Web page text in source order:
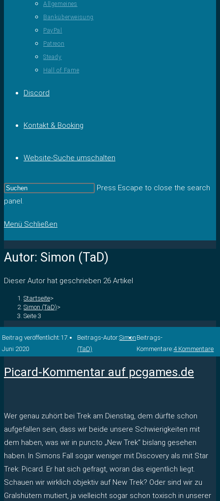
Allgemeines
Banküberweisung
PayPal
Patreon
Steady
Hall of Fame
Discord
Kontakt & Booking
Website-Suche umschalten
Press Escape to close the search
panel.
Menü Schließen
Autor: Simon (TaD)
Dieser Autor hat geschrieben 26 Artikel
Startseite>
Simon (TaD)>
Seite 3
Beitrag veröffentlicht:17.
Juni 2020
Beitrags-Autor:Simon
(TaD)
Beitrags-
Kommentare:4 Kommentare
Picard-Kommentar auf pcgames.de
Wer genau zuhört bei Trek am Dienstag, dem dürfte schon
aufgefallen sein, dass wir beide unsere Schwierigkeiten mit
dem haben, was wir in puncto „New Trek“ bislang gesehen
haben. In Simons Fall sogar weniger mit Discovery als mit Star
Trek: Picard. Er hat sich gefragt, woran das eigentlich liegt.
Schauen wir wirklich objektiv auf New Trek? Oder sind wir zu
Gralshütern mutiert, ja vielleicht sogar schon toxisch in unserer